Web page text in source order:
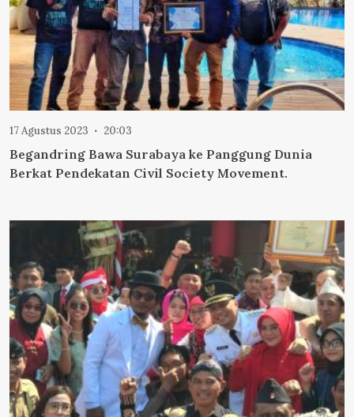
17 Agustus 2023 20:03
Begandring Bawa Surabaya ke Panggung Dunia
Berkat Pendekatan Civil Society Movement.